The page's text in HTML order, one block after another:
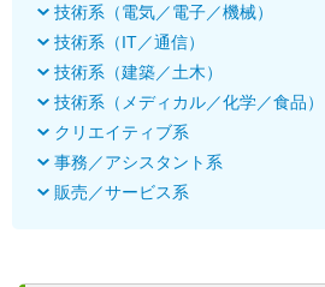
技術系（電気／電子／機械）
技術系（IT／通信）
技術系（建築／土木）
技術系（メディカル／化学／食品）
クリエイティブ系
事務／アシスタント系
販売／サービス系